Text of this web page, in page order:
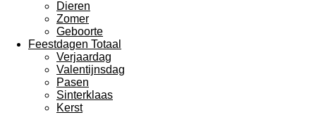
Dieren
Zomer
Geboorte
Feestdagen Totaal
Verjaardag
Valentijnsdag
Pasen
Sinterklaas
Kerst